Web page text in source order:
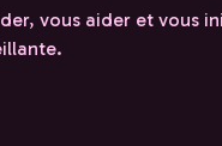
vous aider et vous